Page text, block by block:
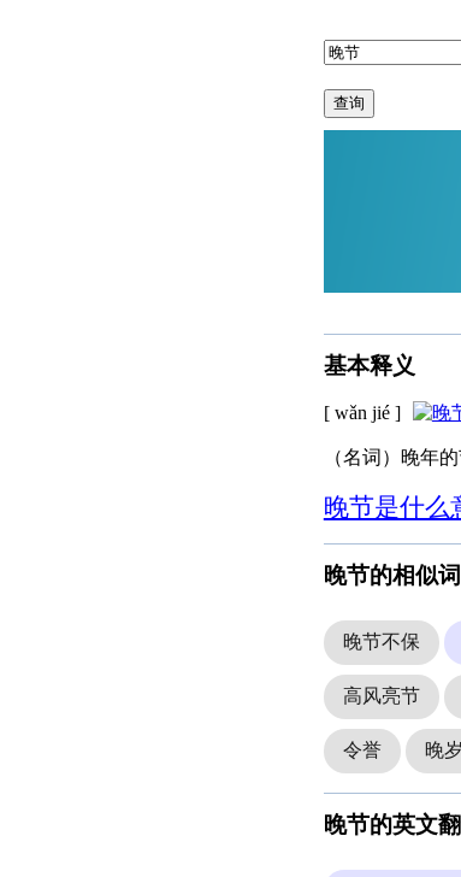
查询
基本释义
[ wǎn jié ]
（名词）晚年
晚节是什么
晚节的相似词
晚节不保
高风亮节
令誉 晚岁
晚节的英文